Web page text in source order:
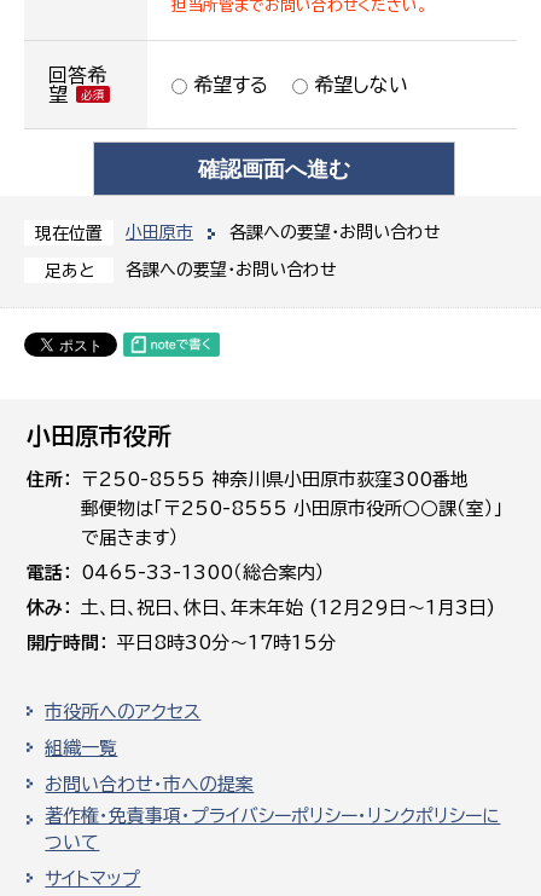
現在位置 小田原市 各課への要望・お問い合わせ
足あと 各課への要望・お問い合わせ
担当所管までお問い合わせください。
回答希
望
希望する 希望しない
小田原市役所
住所
〒250-8555 神奈川県小田原市荻窪300番地
郵便物は「〒250-8555 小田原市役所○○課（室）」
で届きます）
電話
0465-33-1300（総合案内）
休み
土､日､祝日、休日、年末年始 (12月29日～1月3日)
開庁時間
平日8時30分～17時15分
市役所へのアクセス
組織一覧
お問い合わせ・市への提案
著作権・免責事項・プライバシーポリシー・リンクポリシーに
ついて
サイトマップ